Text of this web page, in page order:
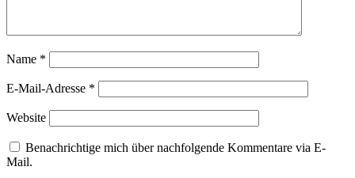
Name *
E-Mail-Adresse *
Website
Benachrichtige mich über nachfolgende Kommentare via E-
Mail.